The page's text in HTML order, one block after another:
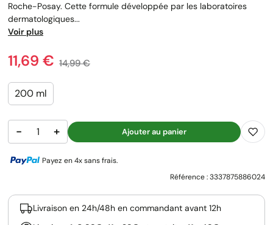
Roche-Posay. Cette formule développée par les laboratoires
dermatologiques...
Voir plus
Prix
11,69 € Prix de base
14,99 €
200 ml
− + Ajouter au panier
Payez en 4x sans frais.
Référence :3337875886024
Livraison en 24h/48h en commandant avant 12h